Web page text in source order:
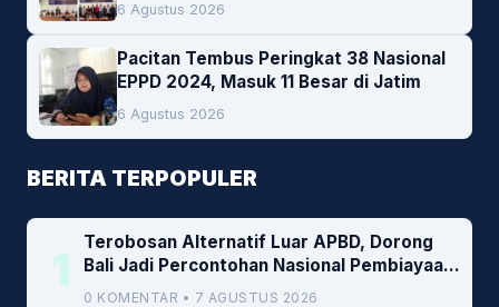
6 Agustus 2026
Pacitan Tembus Peringkat 38 Nasional
EPPD 2024, Masuk 11 Besar di Jatim
6 Agustus 2026
BERITA TERPOPULER
1
Terobosan Alternatif Luar APBD, Dorong
Bali Jadi Percontohan Nasional Pembiayaan
Daerah
0 KOMENTAR • 7 AGUSTUS 2026